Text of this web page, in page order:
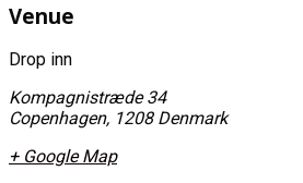
Venue
Drop inn
Kompagnistræde 34
Copenhagen, 1208 Denmark
+ Google Map